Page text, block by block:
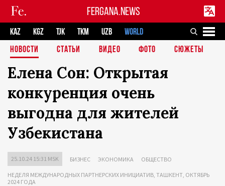
FERGANA.NEWS
KAZ KGZ TJK TKM UZB
WORLD
НОВОСТИ
СТАТЬИ ВИДЕО ФОТО СЮЖЕТЫ
Елена Сон: Открытая
конкуренция очень
выгодна для жителей
Узбекистана
25.10.24 15:31 MSK БИЗНЕС ЭКОНОМИКА ОБЩЕСТВО
НЕДЕЛЯ МЕЖДУНАРОДНЫХ ПАРТНЕРСКИХ ИНИЦИАТИВ, ТАШКЕНТ, ОКТЯБРЬ
2024 ГОДА